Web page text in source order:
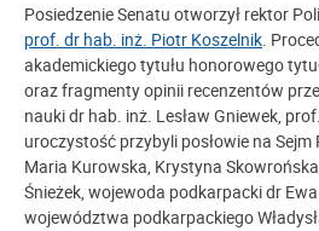
Posiedzenie Senatu otworzył rektor
prof. dr hab. inż. Piotr Koszelnik.
akademickiego tytułu honorowego
oraz fragmenty opinii recenzentów
nauki dr hab. inż. Lesław Gniewek,
uroczystość przybyli posłowie na
Maria Kurowska, Krystyna
Śnieżek, wojewoda podkarpacki dr
województwa podkarpackiego